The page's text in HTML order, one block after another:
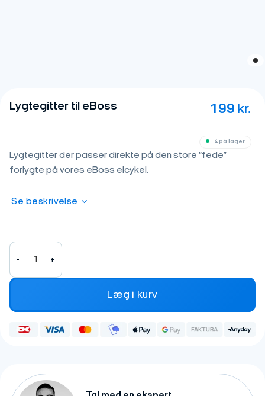
Lygtegitter til eBoss 199 kr.
Lygtegitter der passer direkte på den store “fede”
forlygte på vores eBoss elcykel.
Se beskrivelse
4 på lager
Lygtegitter til eBoss antal
Læg i kurv